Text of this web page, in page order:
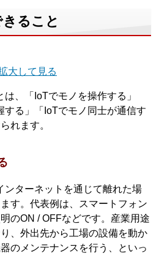
ること
大して見る
、「IoTでモノを操作する」
する」「IoTでモノ同士が通信す
れます。
ンターネットを通じて離れた場
す。代表例は、スマートフォン
のON / OFFなどです。産業用途
、外出先から工場の設備を動か
のメンテナンスを行う、といっ